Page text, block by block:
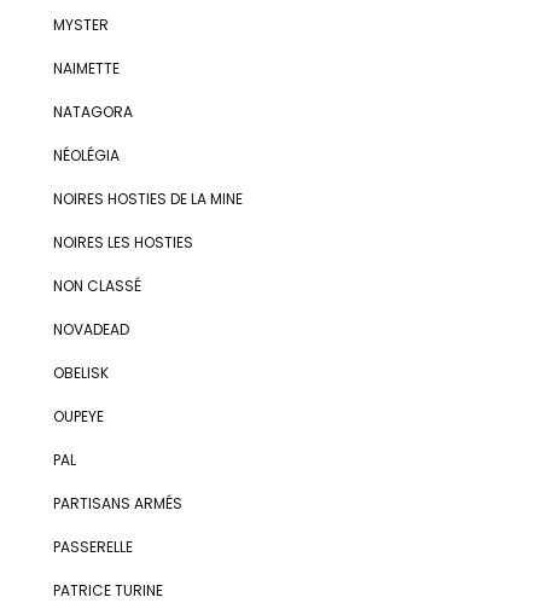
MYSTER
NAIMETTE
NATAGORA
NÉOLÉGIA
NOIRES HOSTIES DE LA MINE
NOIRES LES HOSTIES
NON CLASSÉ
NOVADEAD
OBELISK
OUPEYE
PAL
PARTISANS ARMÉS
PASSERELLE
PATRICE TURINE